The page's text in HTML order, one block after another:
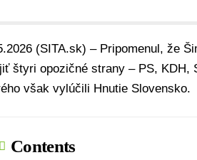
(SITA.sk) – Pripomenul, že
štyri opozičné strany – PS, KDH,
však vylúčili Hnutie Slovensko.
Contents